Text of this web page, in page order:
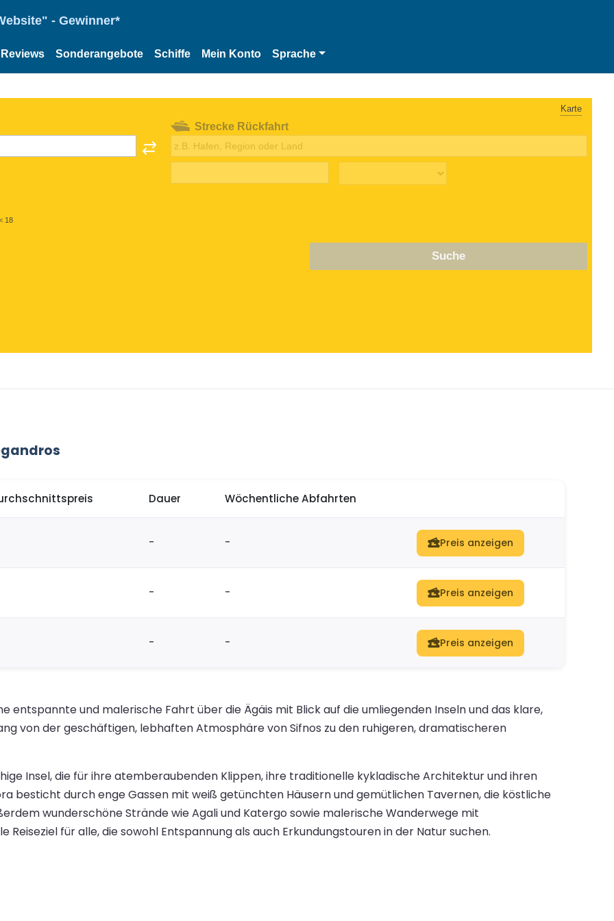
- Gewinner*
Reviews Sonderangebote Schiffe Mein Konto Sprache
Karte
18
Strecke Rückfahrt
Suche
Dauer Wöchentliche Abfahrten
- - Preis anzeigen
- - Preis anzeigen
- - Preis anzeigen
entspannte und malerische Fahrt über die Ägäis mit Blick auf die umliegenden Inseln und das klare,
von der geschäftigen, lebhaften Atmosphäre von Sifnos zu den ruhigeren, dramatischeren
Insel, die für ihre atemberaubenden Klippen, ihre traditionelle kykladische Architektur und ihren
besticht durch enge Gassen mit weiß getünchten Häusern und gemütlichen Tavernen, die köstliche
wunderschöne Strände wie Agali und Katergo sowie malerische Wanderwege mit
für alle, die sowohl Entspannung als auch Erkundungstouren in der Natur suchen.